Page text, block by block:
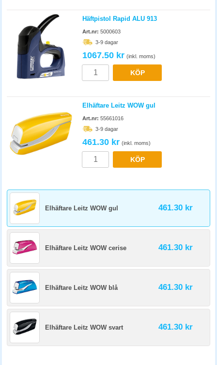
Häftpistol Rapid ALU 913
Art.nr: 5000603
3-9 dagar
1067.50 kr (inkl. moms)
KÖP
Elhäftare Leitz WOW gul
Art.nr: 55661016
3-9 dagar
461.30 kr (inkl. moms)
KÖP
Elhäftare Leitz WOW gul 461.30 kr
Elhäftare Leitz WOW cerise 461.30 kr
Elhäftare Leitz WOW blå 461.30 kr
Elhäftare Leitz WOW svart 461.30 kr